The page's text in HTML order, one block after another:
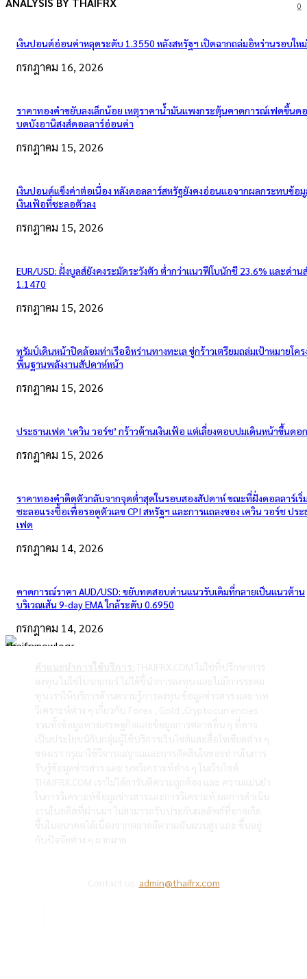
0
เงินปอนด์อ่อนค่าหลุดระดับ 1.3550 หลังสหรัฐฯ เปิดฉากถล่มอิหร่านรอบใหม่
กรกฎาคม 16, 2026
ราคาทองคำขยับลงเล็กน้อย เหตุราคาน้ำมันแพงกระตุ้นคาดการณ์เฟดขึ้นด
บดบังอานิสงส์ดอลลาร์อ่อนค่า
กรกฎาคม 15, 2026
เงินปอนด์แข็งค่าต่อเนื่อง หลังดอลลาร์สหรัฐยังคงอ่อนแอจากผลกระทบข้อ
เงินเฟ้อที่ชะลอตัวลง
กรกฎาคม 15, 2026
EUR/USD: ฝั่งบูลส์ยังคงระมัดระวังตัว ต่ำกว่าแนวฟีโบนักชี 23.6% และด่า
1.1470
กรกฎาคม 15, 2026
ทรัมป์เดินหน้าปิดล้อมท่าเรืออิหร่านทางทะเล ขู่กร้าวเตรียมถล่มเป้าหมายโคร
พื้นฐานพลังงานสัปดาห์หน้า
กรกฎาคม 15, 2026
ประธานเฟด ‘เควิน วอร์ช’ กร้าวต้านเงินเฟ้อ แต่เลี่ยงตอบปมเดินหน้าขึ้นดอ
กรกฎาคม 15, 2026
ราคาทองคำดีดตัวกลับจากจุดต่ำสุดในรอบสองสัปดาห์ ขณะที่ฝั่งดอลลาร์เริ่
ชะลอแรงซื้อเพื่อรอดูตัวเลข CPI สหรัฐฯ และการแถลงของ เควิน วอร์ช ประ
เฟด
กรกฎาคม 14, 2026
คาดการณ์ราคา AUD/USD: ขยับทดสอบด่านแนวรับเดิมที่กลายเป็นแนวต้าน
บริเวณเส้น 9-day EMA ใกล้ระดับ 0.6950
กรกฎาคม 14, 2026
admin@thaifrx.com